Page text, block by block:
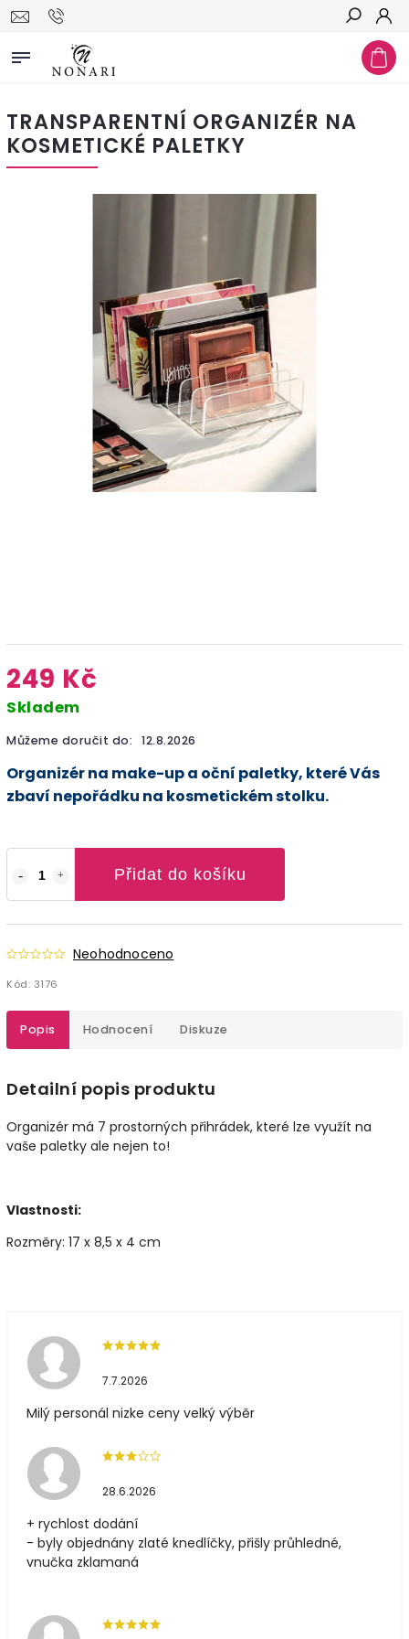
Hledat
TRANSPARENTNÍ ORGANIZÉR NA
KOSMETICKÉ PALETKY
249 Kč
Skladem
Můžeme doručit do: 12.8.2026
Přidat do košíku
Neohodnoceno
Kód: 3176
Organizér na make-up a oční paletky, které Vás
zbaví nepořádku na kosmetickém stolku.
Popis Hodnocení Diskuze
Detailní popis produktu
Organizér má 7 prostorných přihrádek, které lze využít na
vaše paletky ale nejen to!
Vlastnosti:
Rozměry: 17 x 8,5 x 4 cm
7.7.2026
Milý personál nizke ceny velký výběr
28.6.2026
+ rychlost dodání
- byly objednány zlaté knedlíčky, přišly průhledné,
vnučka zklamaná